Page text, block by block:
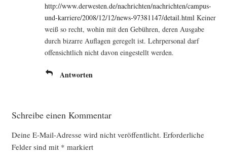
http://www.derwesten.de/nachrichten/nachrichten/campus-
und-karriere/2008/12/12/news-97381147/detail.htmlKei­ner
weiß so recht, wohin mit den Gebüh­ren, deren Aus­ga­be
durch bizar­re Auf­la­gen gere­gelt ist. Lehr­per­so­nal darf
offen­sicht­lich nicht davon ein­ge­stellt werden.
Antworten
Schreibe einen Kommentar
Deine E-Mail-Adresse wird nicht veröffentlicht. Erforderliche
Felder sind mit * markiert